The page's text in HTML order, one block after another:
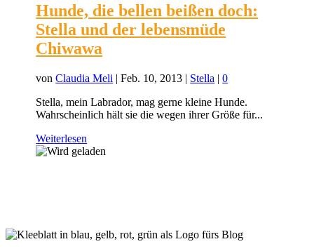
Hunde, die bellen beißen doch:
Stella und der lebensmüde
Chiwawa
vonClaudia Meli |Feb. 10, 2013 | Stella |0
Stella, mein Labrador, mag gerne kleine Hunde.
Wahrscheinlich hält sie die wegen ihrer Größe für...
Weiterlesen